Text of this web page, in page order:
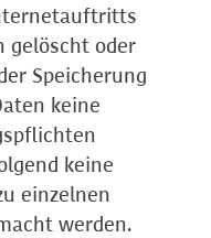
gelöscht oder
Speicherung
keine
keine
einzelnen
werden.